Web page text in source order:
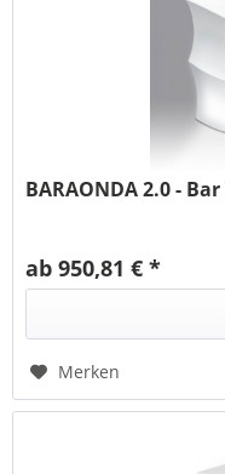
BARAONDA 2.0 -
ab 950,81 € *
Merken